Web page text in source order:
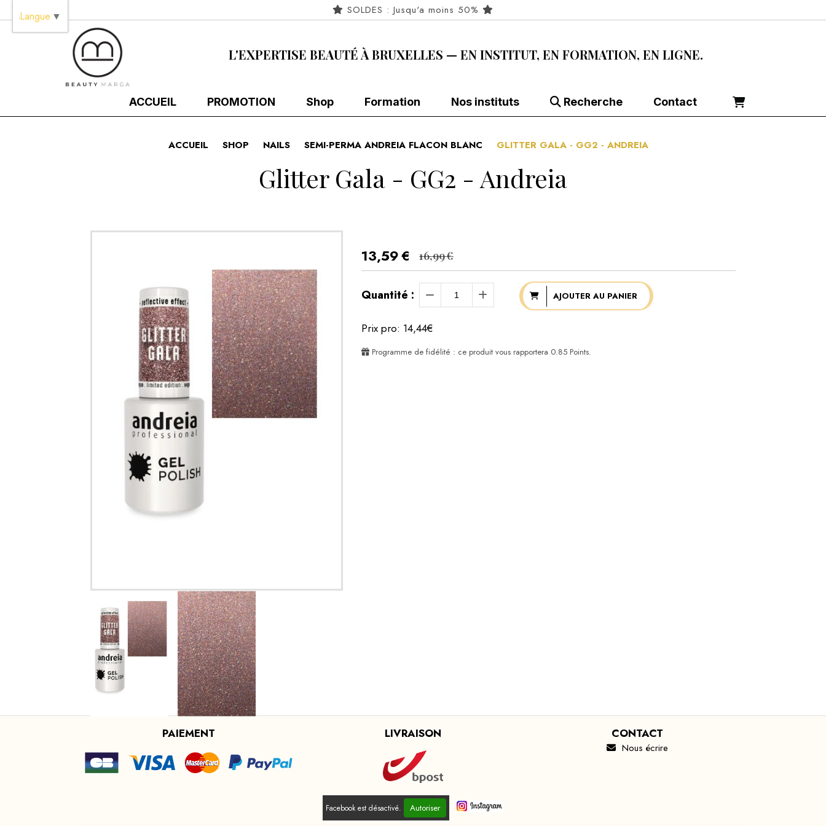
SOLDES : Jusqu'a moins 50%
L'EXPERTISE BEAUTÉ À BRUXELLES — EN INSTITUT, EN FORMATION, EN LIGNE.
ACCUEIL PROMOTION Shop Formation Nos instituts Recherche Contact
ACCUEIL SHOP NAILS SEMI-PERMA ANDREIA FLACON BLANC GLITTER GALA - GG2 - ANDREIA
Glitter Gala - GG2 - Andreia
13,59€ 16,99€
Quantité : AJOUTER AU PANIER
Prix pro: 14,44€
Programme de fidélité : ce produit vous rapportera 0.85Points.
PAIEMENT LIVRAISON CONTACT
 Nous écrire
Facebook est désactivé. Autoriser
Langue ▼